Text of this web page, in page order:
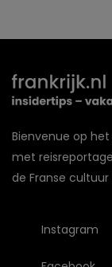
Bienvenue op
met
de Franse
Instagram